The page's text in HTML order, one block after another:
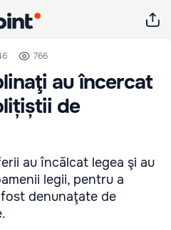
766
au încercat
de
au încălcat legea şi au
legii, pentru a
denunaţate de